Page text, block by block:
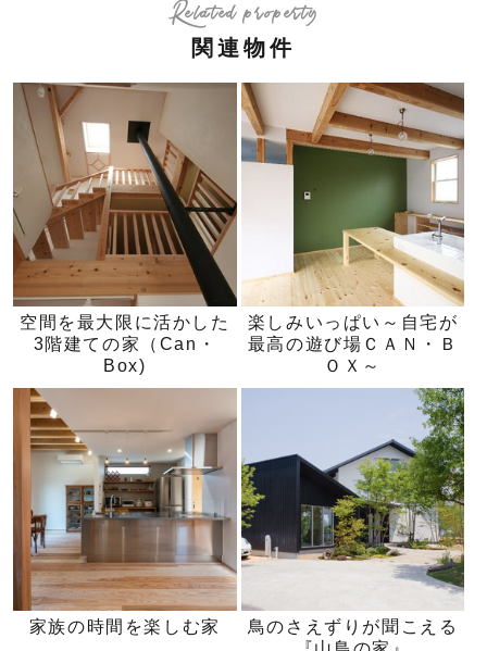
Related property
関連物件
空間を最大限に活かした
3階建ての家（Can・
Box)
楽しみいっぱい～自宅が
最高の遊び場ＣＡＮ・Ｂ
ＯＸ～
家族の時間を楽しむ家
鳥のさえずりが聞こえる